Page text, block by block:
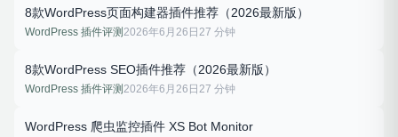
8款WordPress页面构建器插件推荐（2026最新版）
WordPress 插件评测2026年6月26日 27 分钟
8款WordPress SEO插件推荐（2026最新版）
WordPress 插件评测2026年6月26日 27 分钟
WordPress 爬虫监控插件 XS Bot Monitor